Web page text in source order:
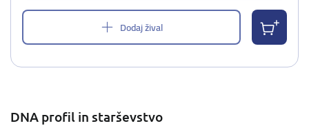
Dodaj žival
DNA profil in starševstvo